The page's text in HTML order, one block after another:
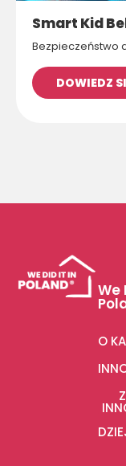
Smart Kid
Bezpieczeństwo
DOWIEDZ
We
O